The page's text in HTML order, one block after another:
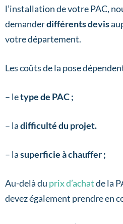
l’installation de votre PAC,
demanderdifférents devis
votre département.
Les coûts de la pose
– letype de PAC ;
– ladifficulté du projet.
– lasuperficie à chauffer ;
Au-delà du prix d’achatde la
devez également prendre en